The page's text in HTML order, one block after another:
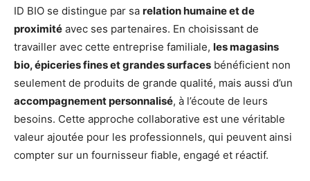
ID BIO se distingue par sa relation humaine et de
proximité avec ses partenaires. En choisissant de
travailler avec cette entreprise familiale, les magasins
bio, épiceries fines et grandes surfaces bénéficient non
seulement de produits de grande qualité, mais aussi d’un
accompagnement personnalisé, à l’écoute de leurs
besoins. Cette approche collaborative est une véritable
valeur ajoutée pour les professionnels, qui peuvent ainsi
compter sur un fournisseur fiable, engagé et réactif.